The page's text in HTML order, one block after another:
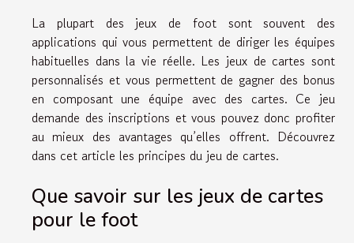
La plupart des jeux de foot sont souvent des
applications qui vous permettent de diriger les équipes
habituelles dans la vie réelle. Les jeux de cartes sont
personnalisés et vous permettent de gagner des bonus
en composant une équipe avec des cartes. Ce jeu
demande des inscriptions et vous pouvez donc profiter
au mieux des avantages qu’elles offrent. Découvrez
dans cet article les principes du jeu de cartes.
Que savoir sur les jeux de cartes
pour le foot